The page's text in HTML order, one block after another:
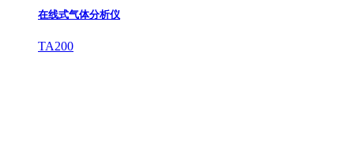
在线式气体分析仪
TA200